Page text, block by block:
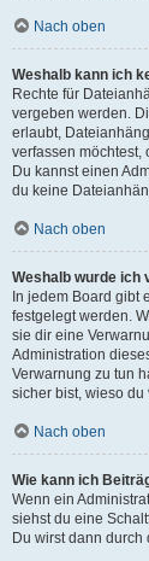
Nach oben
Weshalb kann ich
Rechte für
vergeben werden.
erlaubt,
verfassen möchtest,
Du kannst einen
du keine
Nach oben
Weshalb wurde ich
In jedem Board gibt
festgelegt werden.
sie dir eine
Administration
Verwarnung zu tun
sicher bist, wieso du
Nach oben
Wie kann ich
Wenn ein
siehst du eine
Du wirst dann